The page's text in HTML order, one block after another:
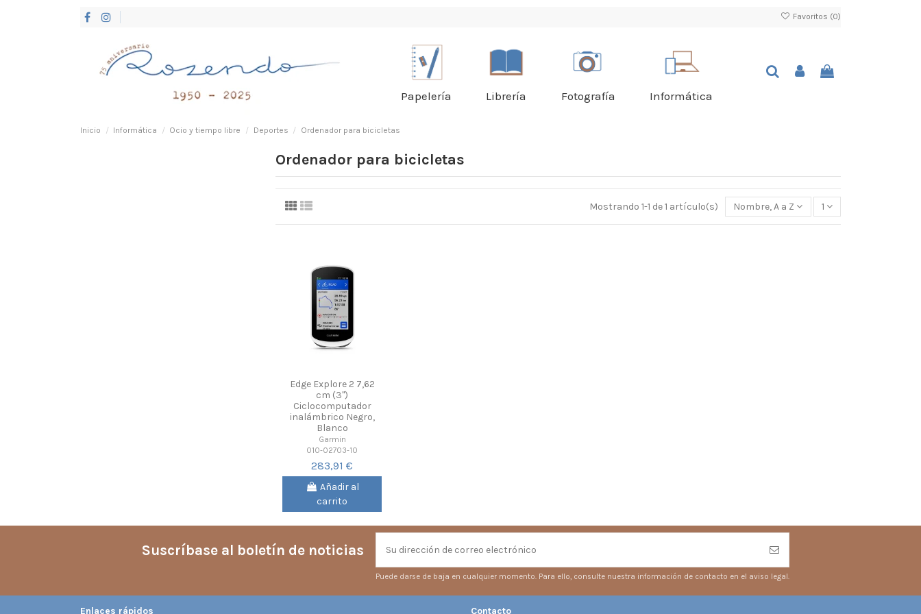
Favoritos (0)
Papelería Librería Fotografía Informática
Inicio Informática Ocio y tiempo libre Deportes Ordenador para bicicletas
Ordenador para bicicletas
Mostrando 1-1 de 1 artículo(s) Nombre, A a Z 1
Edge Explore 2 7,62
cm (3")
Ciclocomputador
inalámbrico Negro,
Blanco
Garmin
010-02703-10
283,91 €
Añadir al
carrito
Suscríbase al boletín de noticias
Puede darse de baja en cualquier momento. Para ello, consulte nuestra información de contacto en el aviso legal.
Enlaces rápidos Contacto